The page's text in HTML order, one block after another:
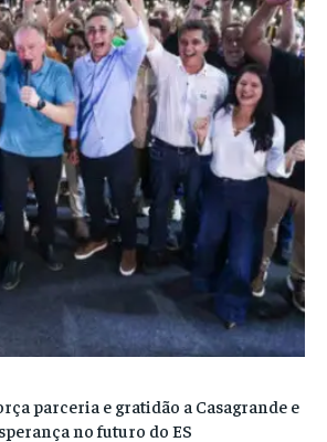
parceria e gratidão a Casagrande e
no futuro do ES